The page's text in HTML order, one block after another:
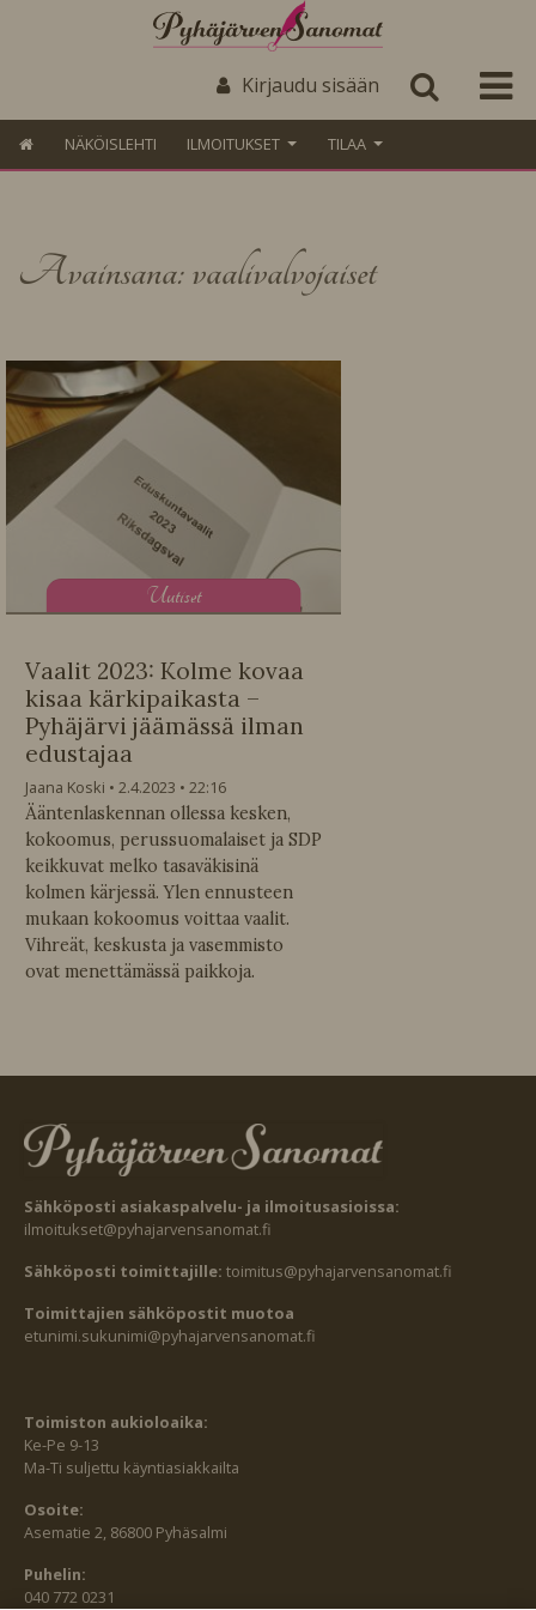
Kirjaudu sisään
NÄKÖISLEHTI ILMOITUKSET TILAA
Avainsana: vaalivalvojaiset
Uutiset
Vaalit 2023: Kolme kovaa
kisaa kärkipaikasta –
Pyhäjärvi jäämässä ilman
edustajaa
Jaana Koski 2.4.2023
22:16
Ääntenlaskennan ollessa kesken,
kokoomus, perussuomalaiset ja SDP
keikkuvat melko tasaväkisinä
kolmen kärjessä. Ylen ennusteen
mukaan kokoomus voittaa vaalit.
Vihreät, keskusta ja vasemmisto
ovat menettämässä paikkoja.
Sähköposti asiakaspalvelu- ja ilmoitusasioissa:
ilmoitukset@pyhajarvensanomat.fi
Sähköposti toimittajille: toimitus@pyhajarvensanomat.fi
Toimittajien sähköpostit muotoa
etunimi.sukunimi@pyhajarvensanomat.fi
Toimiston aukioloaika:
Ke-Pe 9-13
Ma-Ti suljettu käyntiasiakkailta
Osoite:
Asematie 2, 86800 Pyhäsalmi
Puhelin:
040 772 0231